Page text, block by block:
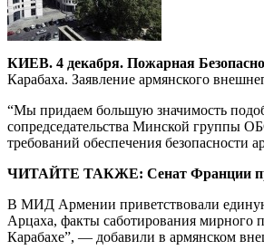
КИЕВ. 4 декабря. Пожарная
Карабаха. Заявление армянского
“Мы придаем большую значимость
сопредседательства Минской группы
требований обеспечения
ЧИТАЙТЕ ТАКЖЕ: Сенат Франции
В МИД Армении приветствовали единую
Арцаха, факты саботирования мирного
Карабахе”, — добавили в армянском